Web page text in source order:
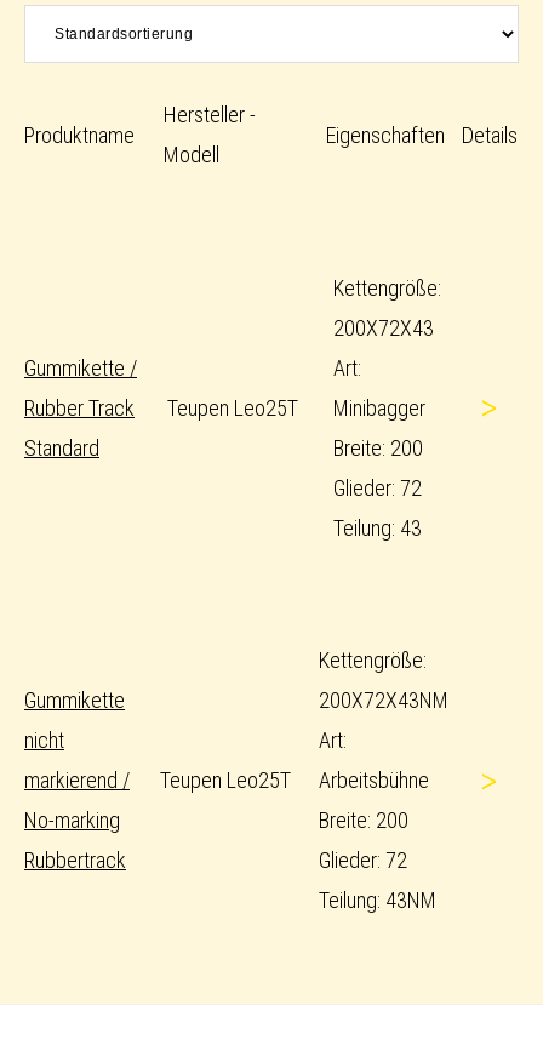
Produktname
Hersteller -
Modell
Eigenschaften Details
Gummikette /
Rubber Track
Standard
Teupen Leo25T
Kettengröße:
200X72X43
Art:
Minibagger
Breite: 200
Glieder: 72
Teilung: 43
>
Gummikette
nicht
markierend /
No-marking
Rubbertrack
Teupen Leo25T
Kettengröße:
200X72X43NM
Art:
Arbeitsbühne
Breite: 200
Glieder: 72
Teilung: 43NM
>